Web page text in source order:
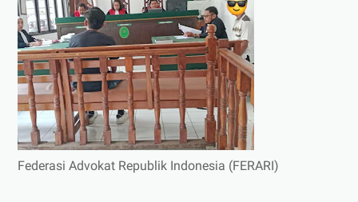
Federasi Advokat Republik Indonesia (FERARI)